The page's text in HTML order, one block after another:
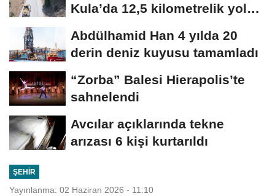
Kula’da 12,5 kilometrelik yol
Abdülhamid Han 4 yılda 20
derin deniz kuyusu tamamladı
“Zorba” Balesi Hierapolis’te
sahnelendi
Avcılar açıklarında tekne
arızası 6 kişi kurtarıldı
ŞEHIR
Yayınlanma: 02 Haziran 2026 - 11:10